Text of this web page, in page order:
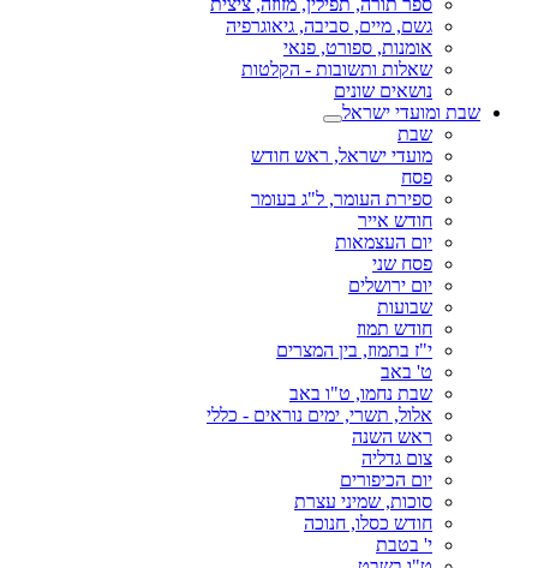
ספר תורה, תפילין, מזוזה, ציצית
גשם, מיים, סביבה, גיאוגרפיה
אומנות, ספורט, פנאי
שאלות ותשובות - הקלטות
נושאים שונים
שבת ומועדי ישראל
שבת
מועדי ישראל, ראש חודש
פסח
ספירת העומר, ל"ג בעומר
חודש אייר
יום העצמאות
פסח שני
יום ירושלים
שבועות
חודש תמוז
י"ז בתמוז, בין המצרים
ט' באב
שבת נחמו, ט"ו באב
אלול, תשרי, ימים נוראים - כללי
ראש השנה
צום גדליה
יום הכיפורים
סוכות, שמיני עצרת
חודש כסלו, חנוכה
י' בטבת